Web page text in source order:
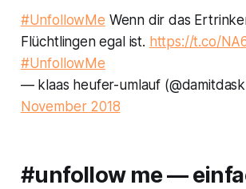
#UnfollowMe Wenn dir das
Flüchtlingen egal ist. https://t.co/
#UnfollowMe
— klaas heufer-umlauf
November 2018
#unfollow me —